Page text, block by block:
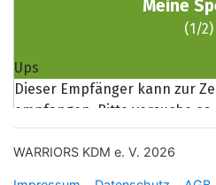
WARRIORS KDM e. V. 2026